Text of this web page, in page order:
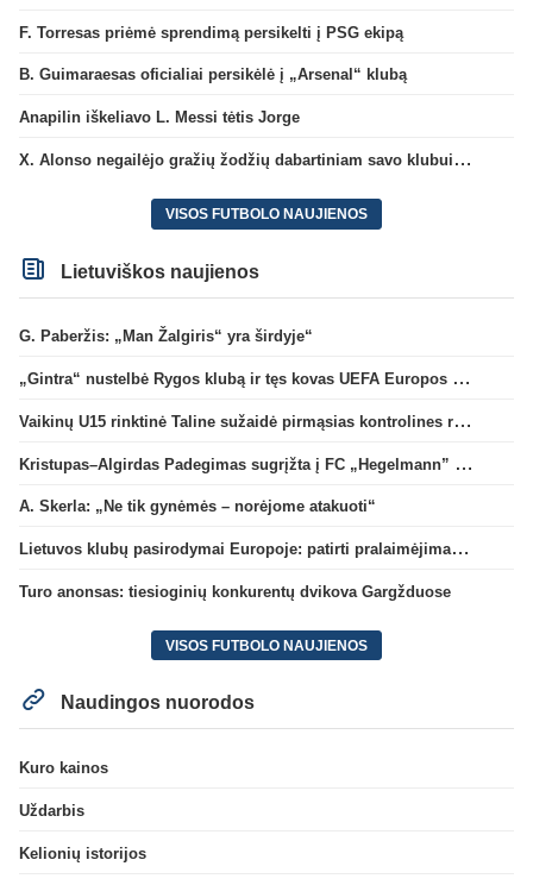
F. Torresas priėmė sprendimą persikelti į PSG ekipą
B. Guimaraesas oficialiai persikėlė į „Arsenal“ klubą
Anapilin iškeliavo L. Messi tėtis Jorge
X. Alonso negailėjo gražių žodžių dabartiniam savo klubui „Chelsea“
VISOS FUTBOLO NAUJIENOS
Lietuviškos naujienos
G. Paberžis: „Man Žalgiris“ yra širdyje“
„Gintra“ nustelbė Rygos klubą ir tęs kovas UEFA Europos taurės atrankoje
Vaikinų U15 rinktinė Taline sužaidė pirmąsias kontrolines rungtynes
Kristupas–Algirdas Padegimas sugrįžta į FC „Hegelmann” B sudėtį
A. Skerla: „Ne tik gynėmės – norėjome atakuoti“
Lietuvos klubų pasirodymai Europoje: patirti pralaimėjimai Kroatijos atstovams
Turo anonsas: tiesioginių konkurentų dvikova Gargžduose
VISOS FUTBOLO NAUJIENOS
Naudingos nuorodos
Kuro kainos
Uždarbis
Kelionių istorijos